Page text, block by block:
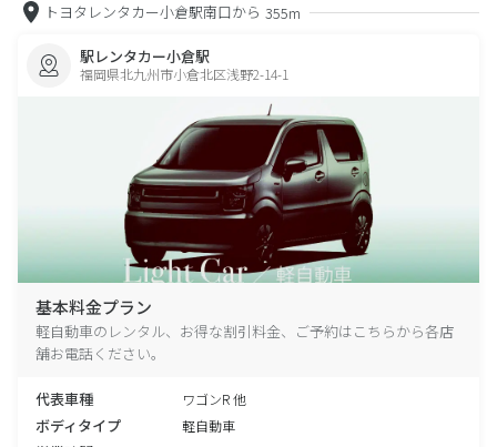
トヨタレンタカー小倉駅南口から 355m
駅レンタカー小倉駅
福岡県北九州市小倉北区浅野2-14-1
基本料金プラン
軽自動車のレンタル、お得な割引料金、ご予約はこちらから各店
舗お電話ください。
代表車種 ワゴンR 他
ボディタイプ 軽自動車